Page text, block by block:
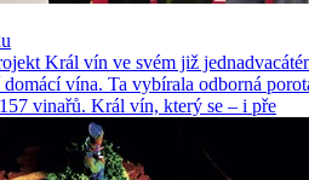
Král vín ve svém již
vína. Ta vybírala odborná
vinařů. Král vín, který se – i pře